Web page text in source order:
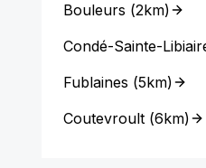
Bouleurs (2km)
Condé-Sainte-
Fublaines (5km)
Coutevroult(6km)